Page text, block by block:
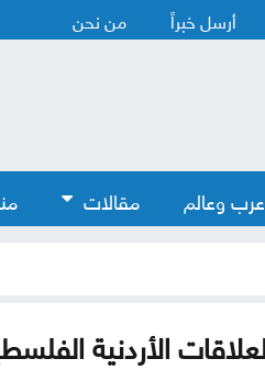
أرسل خبراً من نحن
عرب وعالم مقالات
الأردنية